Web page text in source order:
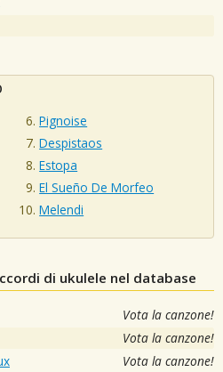
Pignoise
Despistaos
Estopa
El Sueño De Morfeo
Melendi
di ukulele nel database
Vota la canzone!
Vota la canzone!
Vota la canzone!